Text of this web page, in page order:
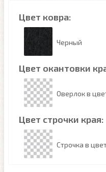
Цвет ковра:
Черный
Цвет окантовки
Оверлок в
Цвет строчки края:
Строчка в